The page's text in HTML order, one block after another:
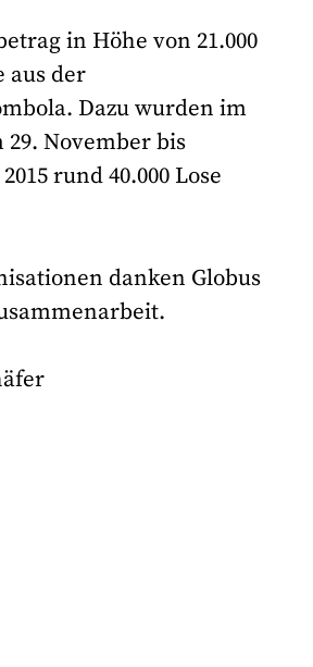
in Höhe von 21.000
aus der
Dazu wurden im
November bis
rund 40.000 Lose
danken Globus